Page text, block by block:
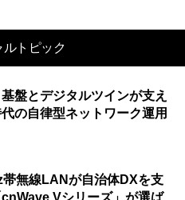
ルトピック
盤とデジタルツインが支え
の自律型ネットワーク運用
帯無線LANが自治体DXを支